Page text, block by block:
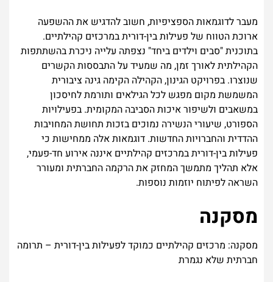
מעבר לדוגמאות הספציפיות, חשוב להדגיש את ההשפעה
ארוכת הטווח של פעילות בין-דורית במרכזים קהילתיים.
בתוכנית "סבים וילדים ביחד" נצפתה עלייה ניכרת בהשתתפות
הקהילתית לאורך זמן, מה שמעיד על התבססות הקשרים
שנוצרו. בפרויקט הגינון, הקהילה הקימה גינה ציבורית
המשמשת מקום מפגש לכל הגילאים ותורמת לחיסכון
במשאבים ולשיפור איכות הסביבה המקומית. בפעילויות
הספורט, שיעורי הנשירה נמוכים בזכות תחושת המחויבות
ההדדית והחברויות החדשות. דוגמאות אלה ממחישות כי
פעילות בין-דורית במרכזים קהילתיים איננה אירוע חד-פעמי,
אלא תהליך מתמשך המחזק את הרקמה החברתית ומעורר
השראה לפיתוח יוזמות נוספות.
מסקנה
מסקנה: מרכזים קהילתיים כמוקד לפעילות בין-דורית – תרומה
חברתית שלא נגמרת